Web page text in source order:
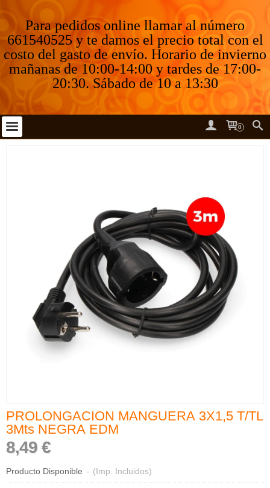
Para pedidos online llamar al número
661540525 y te damos el precio total con el
costo del gasto de envío. Horario de invierno
mañanas de 10:00-14:00 y tardes de 17:00-
20:30. Sábado de 10 a 13:30
0
PROLONGACION MANGUERA 3X1,5 T/TL
3Mts NEGRA EDM
8,49 €
Producto Disponible - (Imp. Incluidos)